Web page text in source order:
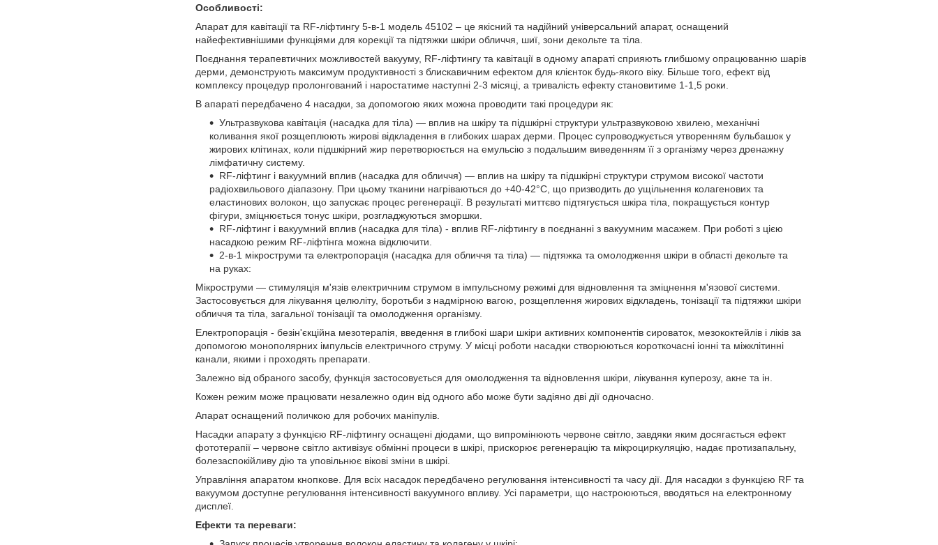
Особливості:
Апарат для кавітації та RF-ліфтингу 5-в-1 модель 45102 – це якісний та надійний універсальний апарат, оснащений
найефективнішими функціями для корекції та підтяжки шкіри обличчя, шиї, зони декольте та тіла.
Поєднання терапевтичних можливостей вакууму, RF-ліфтингу та кавітації в одному апараті сприяють глибшому опрацюванню шарів
дерми, демонструють максимум продуктивності з блискавичним ефектом для клієнток будь-якого віку. Більше того, ефект від
комплексу процедур пролонгований і наростатиме наступні 2-3 місяці, а тривалість ефекту становитиме 1-1,5 роки.
В апараті передбачено 4 насадки, за допомогою яких можна проводити такі процедури як:
Ультразвукова кавітація (насадка для тіла) — вплив на шкіру та підшкірні структури ультразвуковою хвилею, механічні
коливання якої розщеплюють жирові відкладення в глибоких шарах дерми. Процес супроводжується утворенням бульбашок у
жирових клітинах, коли підшкірний жир перетворюється на емульсію з подальшим виведенням її з організму через дренажну
лімфатичну систему.
RF-ліфтинг і вакуумний вплив (насадка для обличчя) — вплив на шкіру та підшкірні структури струмом високої частоти
радіохвильового діапазону. При цьому тканини нагріваються до +40-42°С, що призводить до ущільнення колагенових та
еластинових волокон, що запускає процес регенерації. В результаті миттєво підтягується шкіра тіла, покращується контур
фігури, зміцнюється тонус шкіри, розгладжуються зморшки.
RF-ліфтинг і вакуумний вплив (насадка для тіла) - вплив RF-ліфтингу в поєднанні з вакуумним масажем. При роботі з цією
насадкою режим RF-ліфтінга можна відключити.
2-в-1 мікроструми та електропорація (насадка для обличчя та тіла) — підтяжка та омолодження шкіри в області декольте та
на руках:
Мікроструми — стимуляція м'язів електричним струмом в імпульсному режимі для відновлення та зміцнення м'язової системи.
Застосовується для лікування целюліту, боротьби з надмірною вагою, розщеплення жирових відкладень, тонізації та підтяжки шкіри
обличчя та тіла, загальної тонізації та омолодження організму.
Електропорація - безін'єкційна мезотерапія, введення в глибокі шари шкіри активних компонентів сироваток, мезококтейлів і ліків за
допомогою монополярних імпульсів електричного струму. У місці роботи насадки створюються короткочасні іонні та міжклітинні
канали, якими і проходять препарати.
Залежно від обраного засобу, функція застосовується для омолодження та відновлення шкіри, лікування куперозу, акне та ін.
Кожен режим може працювати незалежно один від одного або може бути задіяно дві дії одночасно.
Апарат оснащений поличкою для робочих маніпулів.
Насадки апарату з функцією RF-ліфтингу оснащені діодами, що випромінюють червоне світло, завдяки яким досягається ефект
фототерапії – червоне світло активізує обмінні процеси в шкірі, прискорює регенерацію та мікроциркуляцію, надає протизапальну,
болезаспокійливу дію та уповільнює вікові зміни в шкірі.
Управління апаратом кнопкове. Для всіх насадок передбачено регулювання інтенсивності та часу дії. Для насадки з функцією RF та
вакуумом доступне регулювання інтенсивності вакуумного впливу. Усі параметри, що настроюються, вводяться на електронному
дисплеї.
Ефекти та переваги: